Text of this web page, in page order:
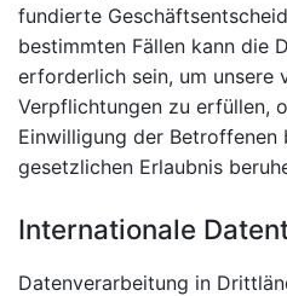
fundierte
bestimmten Fällen kann die
erforderlich sein, um unsere
Verpflichtungen zu erfüllen,
Einwilligung der Betroffenen
gesetzlichen Erlaubnis
Internationale
Datenverarbeitung in